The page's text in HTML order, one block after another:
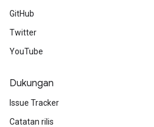
GitHub
Twitter
YouTube
Dukungan
Issue Tracker
Catatan rilis